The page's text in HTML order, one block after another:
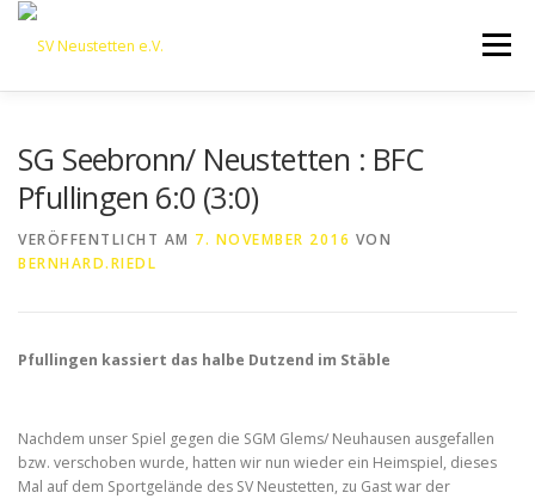
Zum
springen
Menü
SG Seebronn/ Neustetten : BFC
Pfullingen 6:0 (3:0)
VERÖFFENTLICHT AM 7. NOVEMBER 2016 VON
BERNHARD.RIEDL
Pfullingen kassiert das halbe Dutzend im Stäble
Nachdem unser Spiel gegen die SGM Glems/ Neuhausen ausgefallen
bzw. verschoben wurde, hatten wir nun wieder ein Heimspiel, dieses
Mal auf dem Sportgelände des SV Neustetten, zu Gast war der